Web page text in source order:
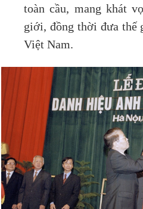
toàn cầu, mang khát
giới, đồng thời đưa thế
Việt Nam.